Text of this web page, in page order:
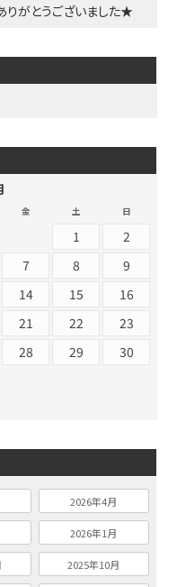
がとうございました★
金 土 日
1
2
7 8
9
14 15
16
21 22
23
28 29
30
2026年4月
2026年1月
2025年10月